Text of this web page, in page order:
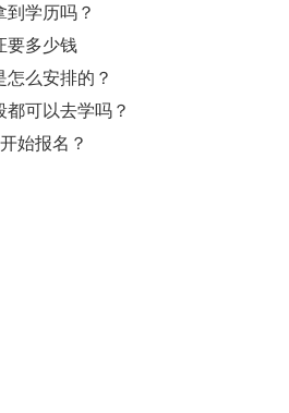
到学历吗？
要多少钱
怎么安排的？
都可以去学吗？
始报名？